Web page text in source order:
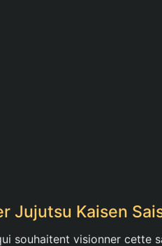
Jujutsu Kaisen
souhaitent visionner cette